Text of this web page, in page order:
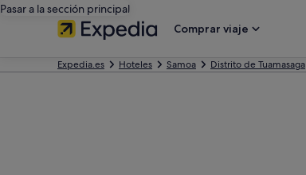
Pasar a la sección principal
Comprar viaje
Expedia.es Hoteles Samoa Distrito de Tuamasaga